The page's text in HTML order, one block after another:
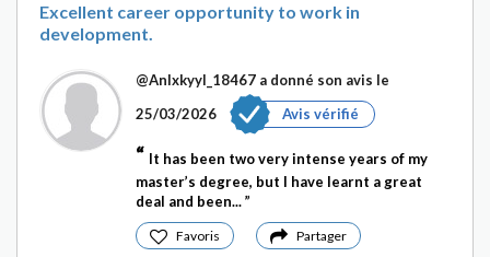
Excellent career opportunity to work in
development.
@Anlxkyyl_18467 a donné son avis le
25/03/2026
Avis vérifié
It has been two very intense years of my
master’s degree, but I have learnt a great
deal and been...
Favoris Partager